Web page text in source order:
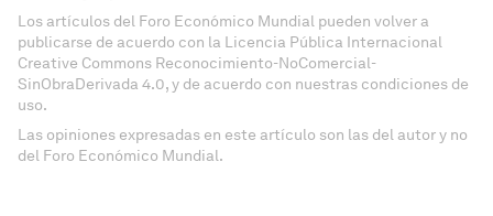
Los artículos del Foro Económico Mundial pueden volver a
publicarse de acuerdo con la Licencia Pública Internacional
Creative Commons Reconocimiento-NoComercial-
SinObraDerivada 4.0, y de acuerdo con nuestras condiciones de
uso.
Las opiniones expresadas en este artículo son las del autor y no
del Foro Económico Mundial.